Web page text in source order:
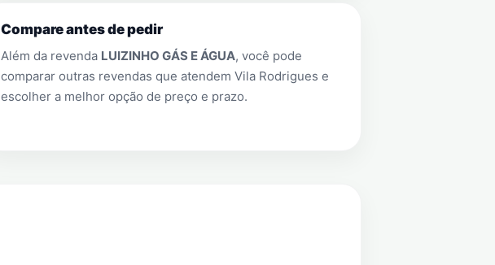
Compare antes de pedir
Além da revenda LUIZINHO GÁS E ÁGUA, você pode
comparar outras revendas que atendemVila Rodrigues e
escolher a melhor opção de preço e prazo.